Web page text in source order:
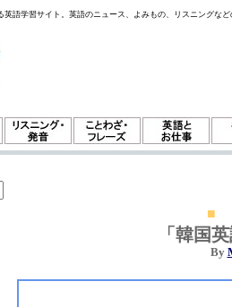
英語学習サイト。英語のニュース、よみもの、リスニングな
■
「韓国
By